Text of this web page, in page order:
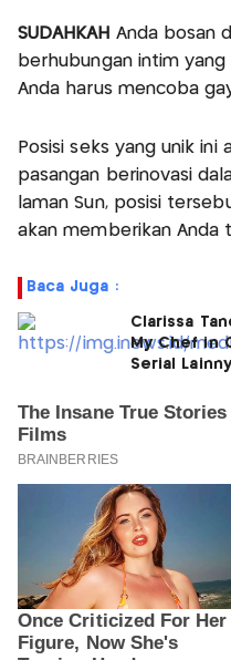
SUDAHKAH Anda bosan
berhubungan intim
Anda harus mencoba
Posisi seks yang unik ini
pasangan berinovasi
laman Sun, posisi
akan memberikan Anda
Baca Juga :
Clarissa
My Chef in
Serial